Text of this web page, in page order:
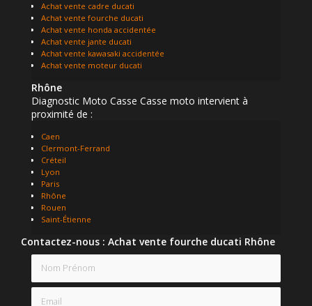
Achat vente cadre ducati
Achat vente fourche ducati
Achat vente honda accidentée
Achat vente jante ducati
Achat vente kawasaki accidentée
Achat vente moteur ducati
Rhône
Diagnostic Moto Casse Casse moto intervient à
proximité de :
Caen
Clermont-Ferrand
Créteil
Lyon
Paris
Rhône
Rouen
Saint-Étienne
Contactez-nous : Achat vente fourche ducati Rhône
Nom Prénom
Email